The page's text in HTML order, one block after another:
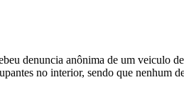
denuncia anônima de um veiculo
no interior, sendo que nenhum